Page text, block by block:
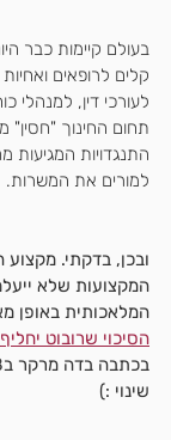
בעולם קיימות כבר
קלים לרופאים
לעורכי דין, למנהלי
תחום החינוך "חסין"
התנגדויות המגיעות
למורים את המשרות.
ובכן, בדקתי.
המקצועות שלא
המלאכותית באופן
הסיכוי שרובוט יחליף
שינוי :)